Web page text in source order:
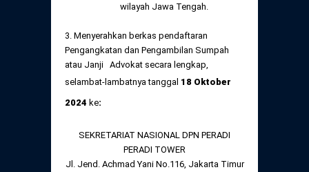
wilayah Jawa Tengah.
3. Menyerahkan berkas pendaftaran
Pengangkatan dan Pengambilan Sumpah
atau Janji Advokat secara lengkap,
selambat-lambatnya tanggal 18 Oktober
2024 ke:
SEKRETARIAT NASIONAL DPN PERADI
PERADI TOWER
Jl. Jend. Achmad Yani No.116, Jakarta Timur